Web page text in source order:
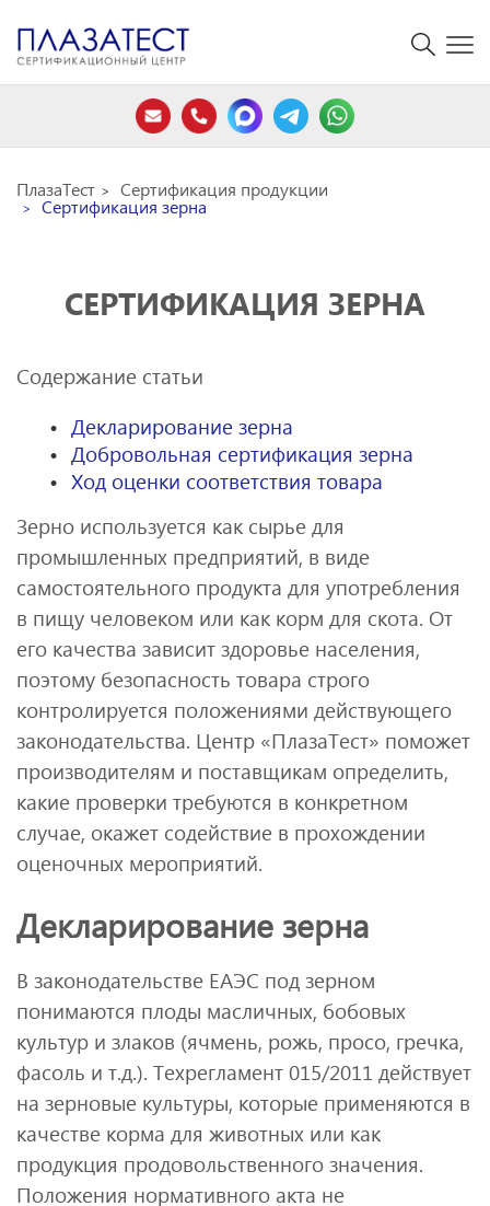
ПлазаТест Сертификация продукции
Сертификация зерна
СЕРТИФИКАЦИЯ ЗЕРНА
Содержание статьи
Декларирование зерна
Добровольная сертификация зерна
Ход оценки соответствия товара
Зерно используется как сырье для
промышленных предприятий, в виде
самостоятельного продукта для употребления
в пищу человеком или как корм для скота. От
его качества зависит здоровье населения,
поэтому безопасность товара строго
контролируется положениями действующего
законодательства. Центр «ПлазаТест» поможет
производителям и поставщикам определить,
какие проверки требуются в конкретном
случае, окажет содействие в прохождении
оценочных мероприятий.
Декларирование зерна
В законодательстве ЕАЭС под зерном
понимаются плоды масличных, бобовых
культур и злаков (ячмень, рожь, просо, гречка,
фасоль и т.д.). Техрегламент 015/2011 действует
на зерновые культуры, которые применяются в
качестве корма для животных или как
продукция продовольственного значения.
Положения нормативного акта не